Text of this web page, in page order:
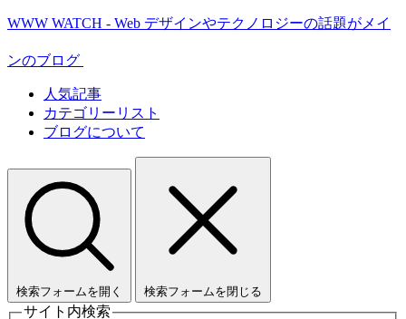
WWW WATCH - Web デザインやテクノロジーの話題がメイ
ンのブログ
人気記事
カテゴリーリスト
ブログについて
検索フォームを開く 検索フォームを閉じる
サイト内検索